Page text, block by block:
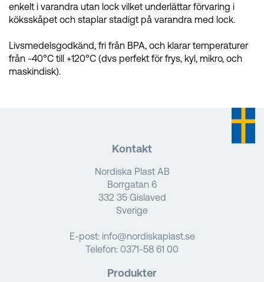
enkelt i varandra utan lock vilket underlättar förvaring i
köksskåpet och staplar stadigt på varandra med lock.
Livsmedelsgodkänd, fri från BPA, och klarar temperaturer
från -40°C till +120°C (dvs perfekt för frys, kyl, mikro, och
maskindisk).
Kontakt
Nordiska Plast AB
Borrgatan 6
332 35 Gislaved
Sverige
E-post: info@nordiskaplast.se
Telefon: 0371-58 61 00
Produkter